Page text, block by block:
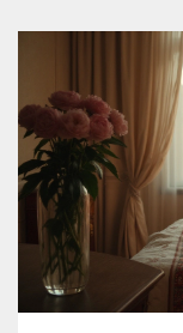
для создания